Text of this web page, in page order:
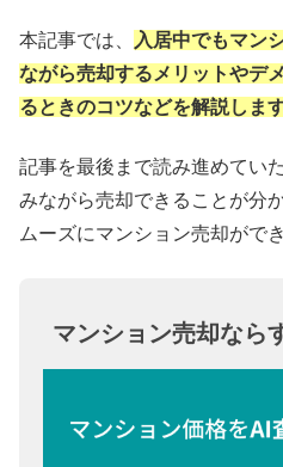
本記事では、
入居中でもマン
ながら売却するメリットやデ
るときのコツなどを解説します
記事を最後まで読み進めてい
みながら売却できることが分
ムーズにマンション売却がで
マンション売却なら